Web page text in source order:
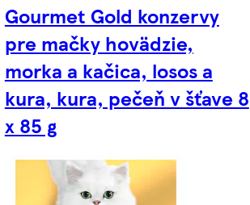
Gourmet Gold konzervy
pre mačky hovädzie,
morka a kačica, losos a
kura, kura, pečeň v šťave 8
x 85 g